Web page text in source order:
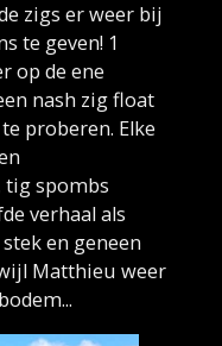
zigs er weer bij
te geven! 1
op de ene
nash zig float
proberen. Elke
tig spombs
verhaal als
en geneen
Matthieu weer